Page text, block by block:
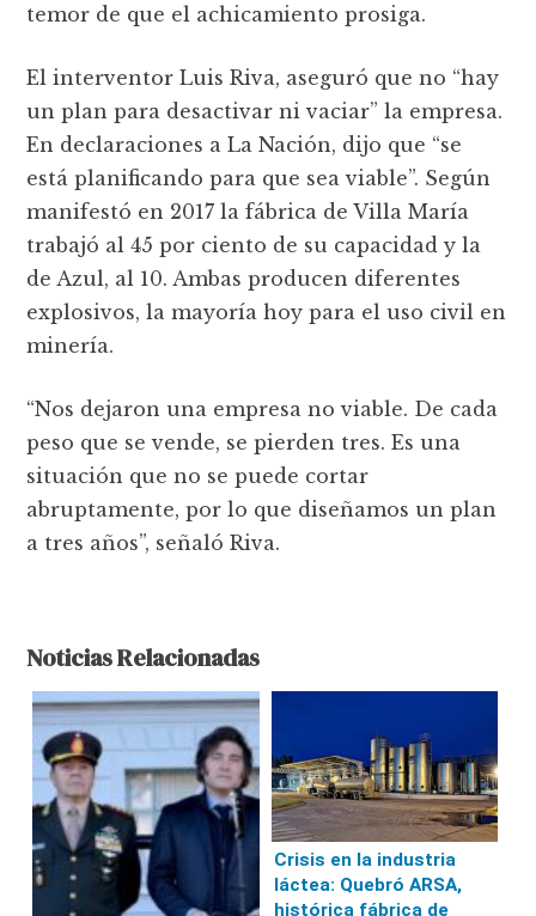
temor de que el achicamiento prosiga.
El interventor Luis Riva, aseguró que no “hay
un plan para desactivar ni vaciar” la empresa.
En declaraciones a La Nación, dijo que “se
está planificando para que sea viable”. Según
manifestó en 2017 la fábrica de Villa María
trabajó al 45 por ciento de su capacidad y la
de Azul, al 10. Ambas producen diferentes
explosivos, la mayoría hoy para el uso civil en
minería.
“Nos dejaron una empresa no viable. De cada
peso que se vende, se pierden tres. Es una
situación que no se puede cortar
abruptamente, por lo que diseñamos un plan
a tres años”, señaló Riva.
Noticias Relacionadas
Crisis en la industria
láctea: Quebró ARSA,
histórica fábrica de